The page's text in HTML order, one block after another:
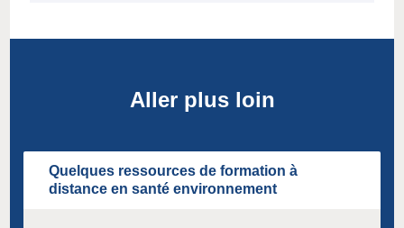
Aller plus loin
Quelques ressources de formation à
distance en santé environnement